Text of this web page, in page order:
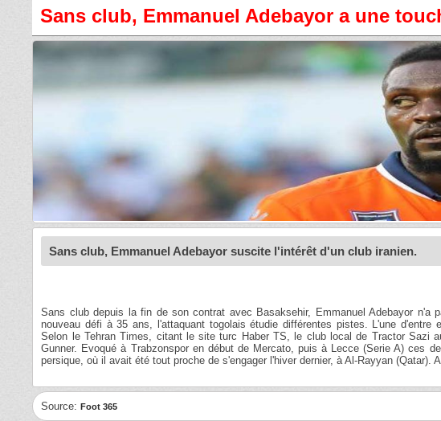
Sans club, Emmanuel Adebayor a une
Sans club, Emmanuel Adebayor suscite l'intérêt d'un club iranien.
Sans club depuis la fin de son contrat avec Basaksehir, Emmanuel Adebayor n'a
nouveau défi à 35 ans, l'attaquant togolais étudie différentes pistes. L'une d'entre
Selon le Tehran Times, citant le site turc Haber TS, le club local de Tractor Sazi
Gunner. Evoqué à Trabzonspor en début de Mercato, puis à Lecce (Serie A) ces
persique, où il avait été tout proche de s'engager l'hiver dernier, à Al-Rayyan (Qatar).
Source:Foot 365